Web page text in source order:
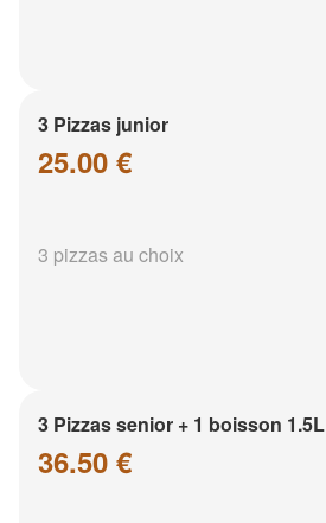
3 Pizzas junior
25.00 €
3 pizzas au choix
3 Pizzas senior + 1 boisson 1.5L
36.50 €